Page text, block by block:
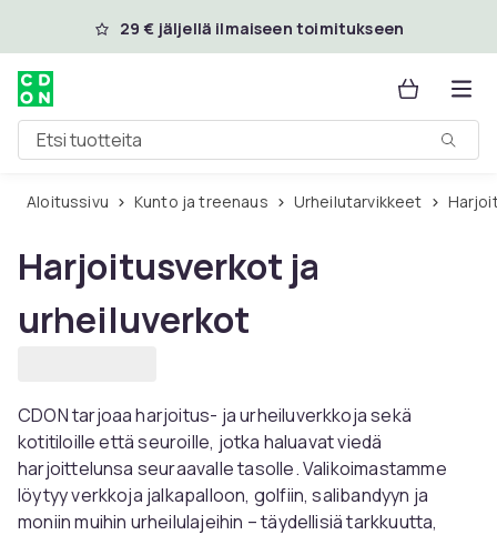
Ohita ja siirry pääsisältöön
29 € jäljellä ilmaiseen toimitukseen
Etsi tuotteita
Aloitussivu Kunto ja treenaus Urheilutarvikkeet
Harjoitusverkot ja
urheiluverkot
CDON tarjoaa harjoitus- ja urheiluverkkoja sekä
kotitiloille että seuroille, jotka haluavat viedä
harjoittelunsa seuraavalle tasolle. Valikoimastamme
löytyy verkkoja jalkapalloon, golfiin, salibandyyn ja
moniin muihin urheilulajeihin – täydellisiä tarkkuutta,